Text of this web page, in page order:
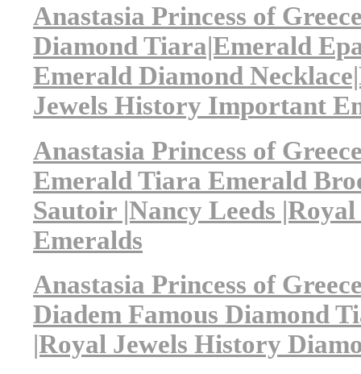
Anastasia Princess of
Diamond Tiara|Emerald
Emerald Diamond
Jewels History Important
Anastasia Princess of
Emerald Tiara Emerald
Sautoir |Nancy Leeds
Emeralds
Anastasia Princess of
Diadem Famous Diamond
|Royal Jewels History